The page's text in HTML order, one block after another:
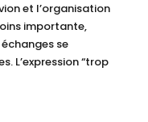
et l’organisation
importante,
se
L’expression “trop